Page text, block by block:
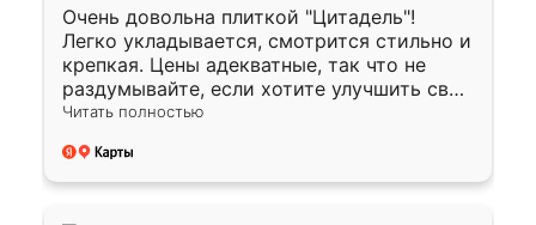
Очень довольна плиткой "Цитадель"!
Легко укладывается, смотрится стильно и
крепкая. Цены адекватные, так что не
раздумывайте, если хотите улучшить свой
двор!
Читать полностью